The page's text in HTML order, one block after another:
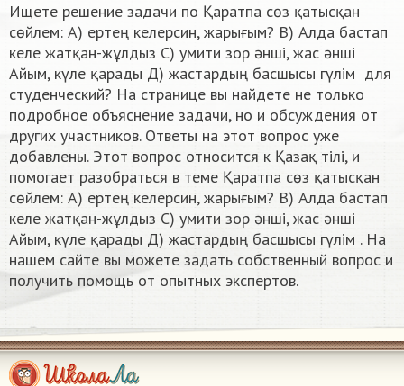
Ищете решение задачи по Қаратпа сөз қатысқан
сөйлем: А) ертең келерсин, жарығым? В) Алда бастап
келе жатқан-жұлдыз С) умити зор әнші, жас әнші
Айым, күле қарады Д) жастардың басшысы гүлім ​ для
студенческий? На странице вы найдете не только
подробное объяснение задачи, но и обсуждения от
других участников. Ответы на этот вопрос уже
добавлены. Этот вопрос относится к Қазақ тiлi, и
помогает разобраться в теме Қаратпа сөз қатысқан
сөйлем: А) ертең келерсин, жарығым? В) Алда бастап
келе жатқан-жұлдыз С) умити зор әнші, жас әнші
Айым, күле қарады Д) жастардың басшысы гүлім ​. На
нашем сайте вы можете задать собственный вопрос и
получить помощь от опытных экспертов.